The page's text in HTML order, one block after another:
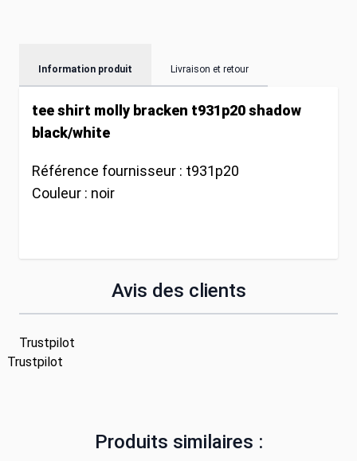
Information produit Livraison et retour
tee shirt molly bracken t931p20 shadow
black/white
Référence fournisseur : t931p20
Couleur : noir
Avis des clients
Trustpilot
Trustpilot
Produits similaires :